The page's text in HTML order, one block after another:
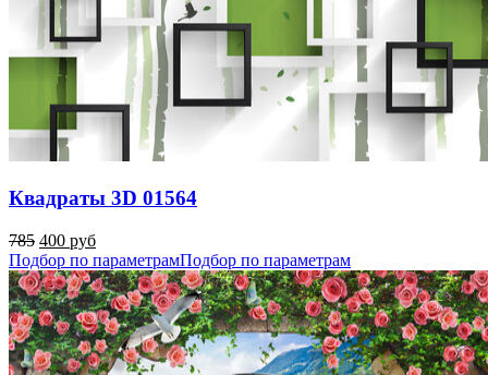
Квадраты 3D 01564
785 400 руб
Подбор по параметрамПодбор по параметрам